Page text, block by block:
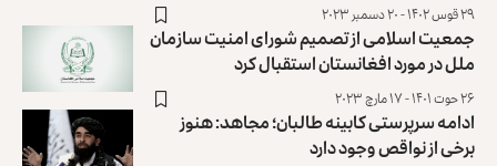
۲۹ قوس ۱۴۰۲ - ۲۰ دسمبر ۲۰۲۳
جمعیت اسلامی از تصمیم شورای امنیت سازمان
ملل در مورد افغانستان استقبال کرد
۲۶ حوت ۱۴۰۱ - ۱۷ مارچ ۲۰۲۳
ادامه سرپرستی کابینه طالبان؛ مجاهد: هنوز
برخی از نواقص وجود دارد